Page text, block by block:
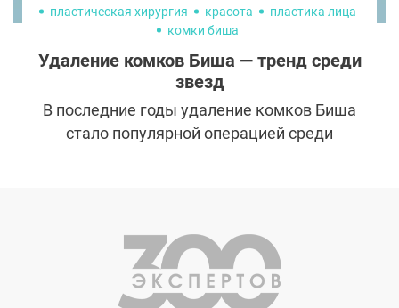
пластическая хирургия красота
пластика лица
комки биша
Удаление комков Биша — тренд среди
звезд
В последние годы удаление комков Биша
стало популярной операцией среди
внимание поклонников. Люди стали
задумываться: а не стоит ли им тоже
избавиться от жира на щеках, как это